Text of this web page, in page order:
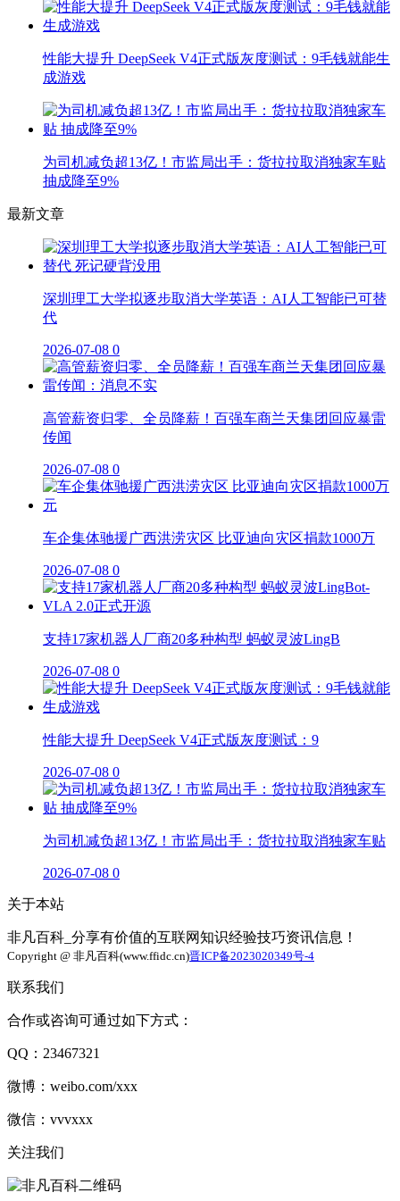
性能大提升 DeepSeek V4正式版灰度测试：9毛钱就能生
成游戏
为司机减负超13亿！市监局出手：货拉拉取消独家车贴
抽成降至9%
最新文章
深圳理工大学拟逐步取消大学英语：AI人工智能已可替
代
2026-07-08 0
高管薪资归零、全员降薪！百强车商兰天集团回应暴雷
传闻
2026-07-08 0
车企集体驰援广西洪涝灾区 比亚迪向灾区捐款1000万
2026-07-08 0
支持17家机器人厂商20多种构型 蚂蚁灵波LingB
2026-07-08 0
性能大提升 DeepSeek V4正式版灰度测试：9
2026-07-08 0
为司机减负超13亿！市监局出手：货拉拉取消独家车贴
2026-07-08 0
关于本站
非凡百科_分享有价值的互联网知识经验技巧资讯信息！
Copyright @ 非凡百科(www.ffidc.cn)晋ICP备2023020349号-4
联系我们
合作或咨询可通过如下方式：
QQ：23467321
微博：weibo.com/xxx
微信：vvvxxx
关注我们